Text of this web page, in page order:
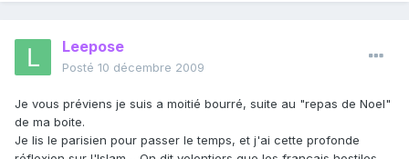
Leepose
Posté 10 décembre 2009
Je vous préviens je suis a moitié bourré, suite au "repas de Noel"
de ma boite.
Je lis le parisien pour passer le temps, et j'ai cette profonde